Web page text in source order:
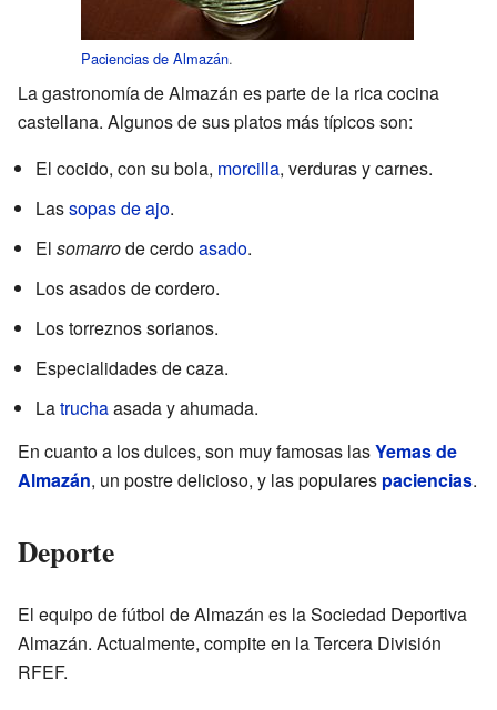
Paciencias de Almazán.
La gastronomía de Almazán es parte de la rica cocina
castellana. Algunos de sus platos más típicos son:
El cocido, con su bola, morcilla, verduras y carnes.
Lassopas de ajo.
El somarrode cerdoasado.
Los asados de cordero.
Los torreznos sorianos.
Especialidades de caza.
Latruchaasada y ahumada.
En cuanto a los dulces, son muy famosas lasYemas de
Almazán, un postre delicioso, y las populares paciencias.
Deporte
El equipo de fútbol de Almazán es la Sociedad Deportiva
Almazán. Actualmente, compite en la Tercera División
RFEF.